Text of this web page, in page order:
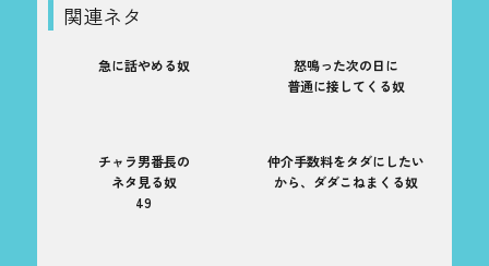
関連ネタ
急に話やめる奴
怒鳴った次の日に
普通に接してくる奴
チャラ男番長の
ネタ見る奴
49
仲介手数料をタダにしたい
から、ダダこねまくる奴